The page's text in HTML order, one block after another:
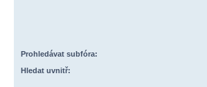
Prohledávat subfóra:
Hledat uvnitř: